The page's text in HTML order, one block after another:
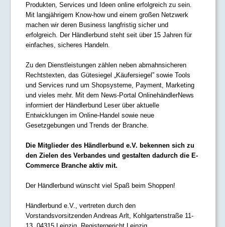
Produkten, Services und Ideen online erfolgreich zu sein.
Mit langjährigem Know-how und einem großen Netzwerk
machen wir deren Business langfristig sicher und
erfolgreich. Der Händlerbund steht seit über 15 Jahren für
einfaches, sicheres Handeln.
Zu den Dienstleistungen zählen neben abmahnsicheren
Rechtstexten, das Gütesiegel „Käufersiegel” sowie Tools
und Services rund um Shopsysteme, Payment, Marketing
und vieles mehr. Mit dem News-Portal OnlinehändlerNews
informiert der Händlerbund Leser über aktuelle
Entwicklungen im Online-Handel sowie neue
Gesetzgebungen und Trends der Branche.
Die Mitglieder des Händlerbund e.V. bekennen sich zu
den Zielen des Verbandes und gestalten dadurch die E-
Commerce Branche aktiv mit.
Der Händlerbund wünscht viel Spaß beim Shoppen!
Händlerbund e.V., vertreten durch den
Vorstandsvorsitzenden Andreas Arlt, Kohlgartenstraße 11-